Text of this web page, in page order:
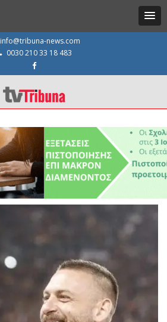
info@tribuna-news.com
0030 210 33 18 483